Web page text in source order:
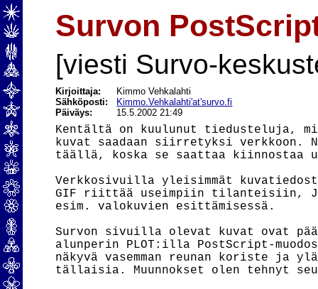
Survon
[viesti Survo-
Kirjoittaja:
Kimmo Vehkalahti
Sähköposti:
Kimmo.Vehkalahti'at'survo.fi
Päiväys:
15.5.2002 21:49
Kentältä on kuulunut tiedusteluja,
kuvat saadaan siirretyksi verkkoon.
täällä, koska se saattaa kiinnostaa
Verkkosivuilla yleisimmät
GIF riittää useimpiin tilanteisiin,
esim. valokuvien esittämisessä.
Survon sivuilla olevat kuvat ovat
alunperin PLOT:illa PostScript-
näkyvä vasemman reunan koriste ja
tällaisia. Muunnokset olen tehnyt